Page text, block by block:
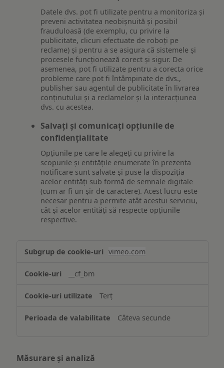
Datele dvs. pot fi utilizate pentru a monitoriza și
preveni activitatea neobișnuită și posibil
frauduloasă (de exemplu, cu privire la
publicitate, clicuri efectuate de roboți pe
reclame) și pentru a se asigura că sistemele și
procesele funcționează corect și sigur. De
asemenea, pot fi utilizate pentru a corecta orice
probleme care pot fi întâmpinate de dvs.,
publisher sau agentul de publicitate în livrarea
conținutului și a reclamelor și la interacțiunea
dvs. cu acestea.
Salvați și comunicați opțiunile de
confidențialitate
Opțiunile pe care le alegeți cu privire la
scopurile și entitățile enumerate în prezenta
notificare sunt salvate și puse la dispoziția
acelor entități sub formă de semnale digitale
(cum ar fi un șir de caractere). Acest lucru este
necesar pentru a permite atât acestui serviciu,
cât și acelor entități să respecte opțiunile
respective.
Asigurarea
funcționalităților
website-
ului
vimeo.com
__cf_bm
Terț
Câteva secunde
Măsurare și analiză